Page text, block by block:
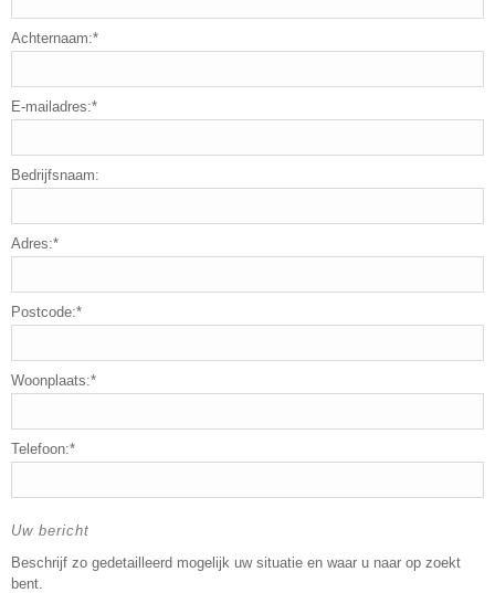
Achternaam:*
E-mailadres:*
Bedrijfsnaam:
Adres:*
Postcode:*
Woonplaats:*
Telefoon:*
Uw bericht
Beschrijf zo gedetailleerd mogelijk uw situatie en waar u naar op zoekt
bent.